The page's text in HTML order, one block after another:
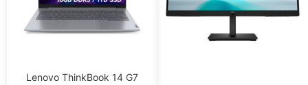
Lenovo ThinkBook 14 G7